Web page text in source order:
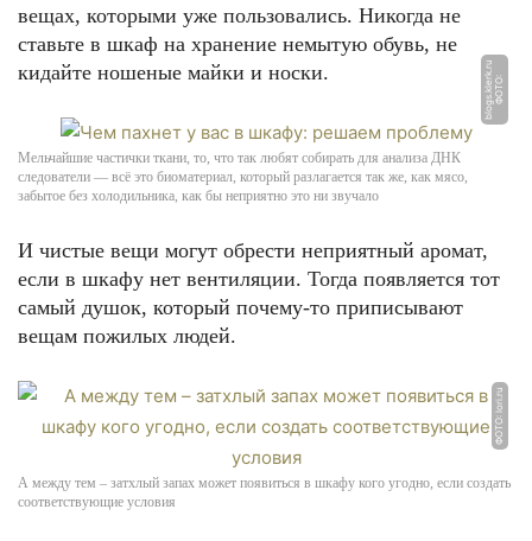
вещах, которыми уже пользовались. Никогда не
ставьте в шкаф на хранение немытую обувь, не
кидайте ношеные майки и носки.
Ф
О
Т
О:
bl
o
g
s.
kl
e
r
k.
r
u
Мельчайшие частички ткани, то, что так любят собирать для анализа ДНК
следователи — всё это биоматериал, который разлагается так же, как мясо,
забытое без холодильника, как бы неприятно это ни звучало
И чистые вещи могут обрести неприятный аромат,
если в шкафу нет вентиляции. Тогда появляется тот
самый душок, который почему-то приписывают
вещам пожилых людей.
ФОТО: lori.ru
А между тем – затхлый запах может появиться в шкафу кого угодно, если создать
соответствующие условия